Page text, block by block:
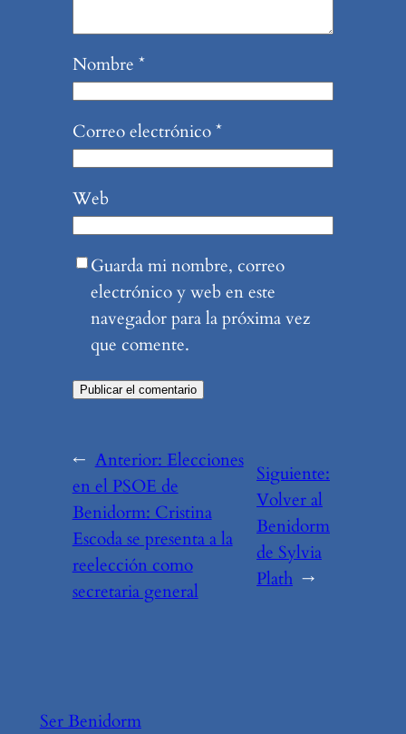
Nombre *
Correo electrónico*
Web
Guarda mi nombre, correo
electrónico y web en este
navegador para la próxima vez
que comente.
← Anterior:Elecciones
en el PSOE de
Benidorm: Cristina
Escoda se presenta a la
reelección como
secretaria general
Siguiente:
Volver al
Benidorm
de Sylvia
Plath →
Ser Benidorm